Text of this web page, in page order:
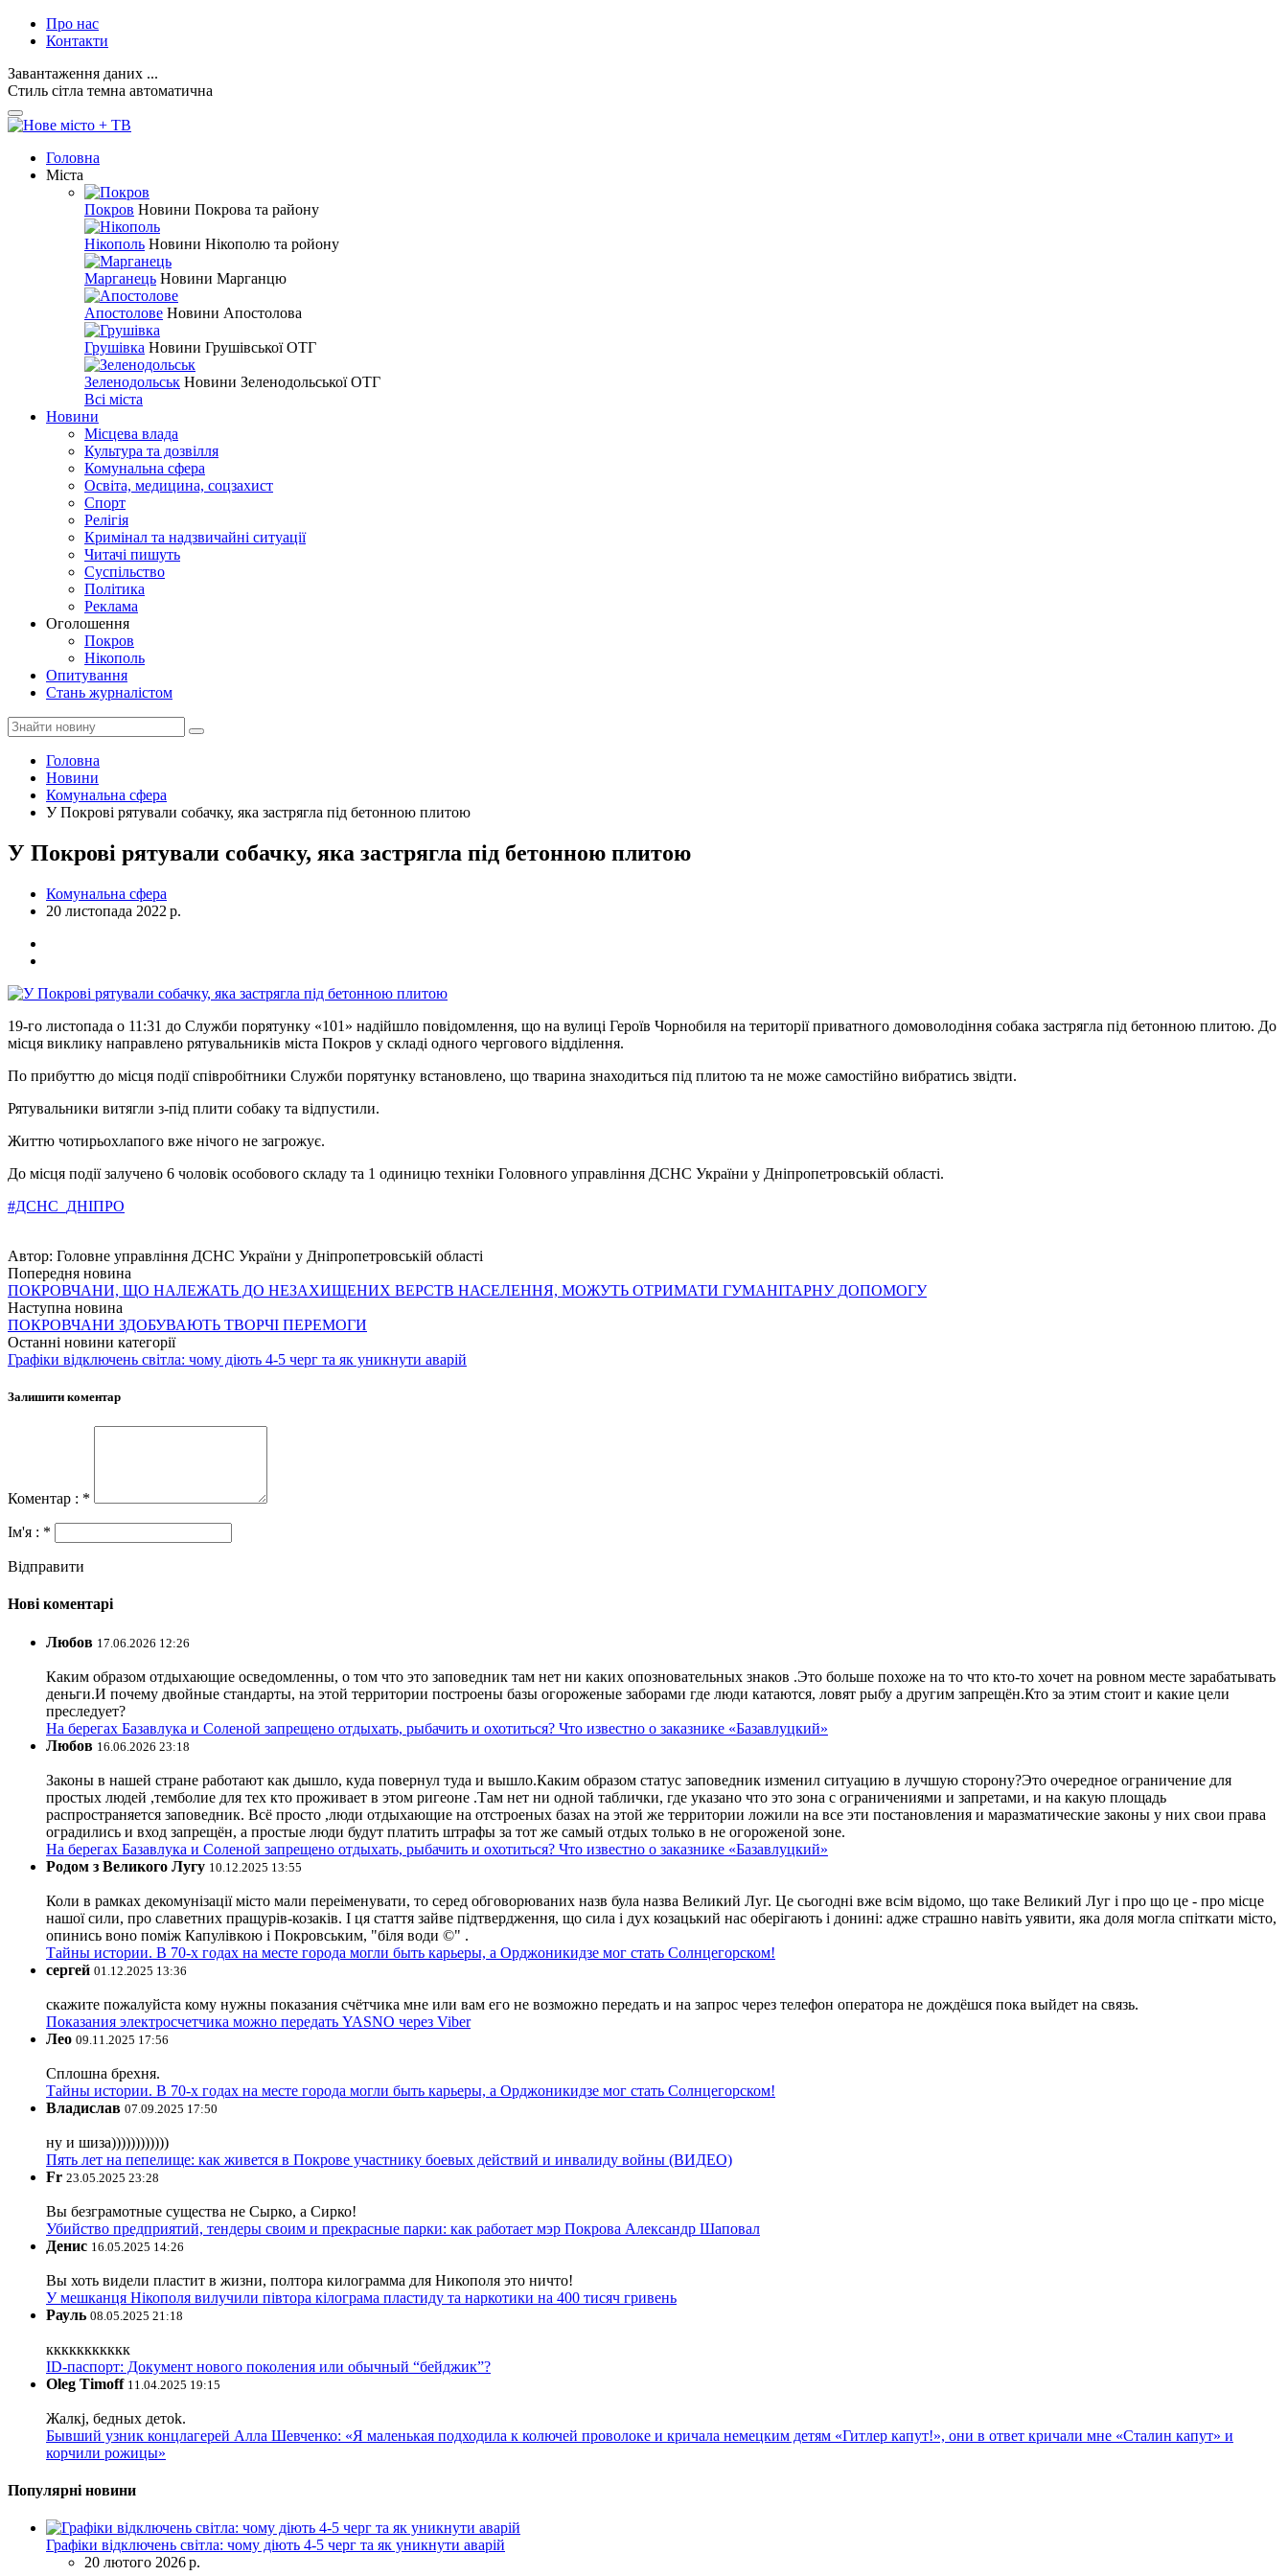
Про нас
Контакти
Завантаження даних ...
Стиль сітла темна автоматична
Головна
Міста
Покров Новини Покрова та району
Нікополь Новини Нікополю та ройону
Марганець Новини Марганцю
Апостолове Новини Апостолова
Грушівка Новини Грушівської ОТГ
Зеленодольськ Новини Зеленодольської ОТГ
Всі міста
Новини
Місцева влада
Культура та дозвілля
Комунальна сфера
Освіта, медицина, соцзахист
Спорт
Релігія
Кримінал та надзвичайні ситуації
Читачі пишуть
Суспільство
Політика
Реклама
Оголошення
Покров
Нікополь
Опитування
Стань журналістом
Головна
Новини
Комунальна сфера
У Покрові рятували собачку, яка застрягла під бетонною плитою
У Покрові рятували собачку, яка застрягла під бетонною плитою
Комунальна сфера
20 листопада 2022 р.
19-го листопада о 11:31 до Служби порятунку «101» надійшло повідомлення, що на вулиці Героїв Чорнобиля на території приватного домоволодіння собака застрягла під бетонною плитою. До
місця виклику направлено рятувальників міста Покров у складі одного чергового відділення.
По прибуттю до місця події співробітники Служби порятунку встановлено, що тварина знаходиться під плитою та не може самостійно вибратись звідти.
Рятувальники витягли з-під плити собаку та відпустили.
Життю чотирьохлапого вже нічого не загрожує.
До місця події залучено 6 чоловік особового складу та 1 одиницю техніки Головного управління ДСНС України у Дніпропетровській області.
#ДСНС_ДНІПРО
Автор: Головне управління ДСНС України у Дніпропетровській області
Попередня новина
ПОКРОВЧАНИ, ЩО НАЛЕЖАТЬ ДО НЕЗАХИЩЕНИХ ВЕРСТВ НАСЕЛЕННЯ, МОЖУТЬ ОТРИМАТИ ГУМАНІТАРНУ ДОПОМОГУ
Наступна новина
ПОКРОВЧАНИ ЗДОБУВАЮТЬ ТВОРЧІ ПЕРЕМОГИ
Останні новини категорії
Графіки відключень світла: чому діють 4-5 черг та як уникнути аварій
Залишити коментар
Коментар : *
Ім'я : *
Відправити
Нові коментарі
Любов 17.06.2026 12:26
Каким образом отдыхающие осведомленны, о том что это заповедник там нет ни каких опозновательных знаков .Это больше похоже на то что кто-то хочет на ровном месте зарабатывать
деньги.И почему двойные стандарты, на этой территории построены базы огороженые заборами где люди катаются, ловят рыбу а другим запрещён.Кто за этим стоит и какие цели
преследует?
На берегах Базавлука и Соленой запрещено отдыхать, рыбачить и охотиться? Что известно о заказнике «Базавлуцкий»
Любов 16.06.2026 23:18
Законы в нашей стране работают как дышло, куда повернул туда и вышло.Каким образом статус заповедник изменил ситуацию в лучшую сторону?Это очередное ограничение для
простых людей ,темболие для тех кто проживает в этом ригеоне .Там нет ни одной таблички, где указано что это зона с ограничениями и запретами, и на какую площадь
распространяется заповедник. Всё просто ,люди отдыхающие на отстроеных базах на этой же территории ложили на все эти постановления и маразматические законы у них свои права
оградились и вход запрещён, а простые люди будут платить штрафы за тот же самый отдых только в не огороженой зоне.
На берегах Базавлука и Соленой запрещено отдыхать, рыбачить и охотиться? Что известно о заказнике «Базавлуцкий»
Родом з Великого Лугу 10.12.2025 13:55
Коли в рамках декомунізації місто мали переіменувати, то серед обговорюваних назв була назва Великий Луг. Це сьогодні вже всім відомо, що таке Великий Луг і про що це - про місце
нашої сили, про славетних пращурів-козаків. І ця стаття зайве підтвердження, що сила і дух козацький нас оберігають і донині: адже страшно навіть уявити, яка доля могла спіткати місто,
опинись воно поміж Капулівкою і Покровським, "біля води ©" .
Тайны истории. В 70-х годах на месте города могли быть карьеры, а Орджоникидзе мог стать Солнцегорском!
сергей 01.12.2025 13:36
скажите пожалуйста кому нужны показания счётчика мне или вам его не возможно передать и на запрос через телефон оператора не дождёшся пока выйдет на связь.
Показания электросчетчика можно передать YASNO через Viber
Лео 09.11.2025 17:56
Сплошна брехня.
Тайны истории. В 70-х годах на месте города могли быть карьеры, а Орджоникидзе мог стать Солнцегорском!
Владислав 07.09.2025 17:50
ну и шиза))))))))))))
Пять лет на пепелище: как живется в Покрове участнику боевых действий и инвалиду войны (ВИДЕО)
Fr 23.05.2025 23:28
Вы безграмотные существа не Сырко, а Сирко!
Убийство предприятий, тендеры своим и прекрасные парки: как работает мэр Покрова Александр Шаповал
Денис 16.05.2025 14:26
Вы хоть видели пластит в жизни, полтора килограмма для Никополя это ничто!
У мешканця Нікополя вилучили півтора кілограма пластиду та наркотики на 400 тисяч гривень
Рауль 08.05.2025 21:18
ккккккккккк
ID-паспорт: Документ нового поколения или обычный “бейджик”?
Oleg Timoff 11.04.2025 19:15
Жалкj, бедных детok.
Бывший узник концлагерей Алла Шевченко: «Я маленькая подходила к колючей проволоке и кричала немецким детям «Гитлер капут!», они в ответ кричали мне «Сталин капут» и
корчили рожицы»
Популярні новини
Графіки відключень світла: чому діють 4-5 черг та як уникнути аварій
20 лютого 2026 р.